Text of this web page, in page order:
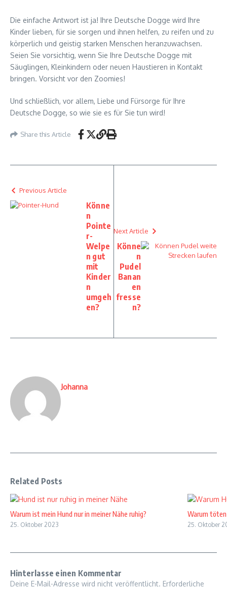
Die einfache Antwort ist ja! Ihre Deutsche Dogge wird Ihre
Kinder lieben, für sie sorgen und ihnen helfen, zu reifen und zu
körperlich und geistig starken Menschen heranzuwachsen.
Seien Sie vorsichtig, wenn Sie Ihre Deutsche Dogge mit
Säuglingen, Kleinkindern oder neuen Haustieren in Kontakt
bringen. Vorsicht vor den Zoomies!
Und schließlich, vor allem, Liebe und Fürsorge für Ihre
Deutsche Dogge, so wie sie es für Sie tun wird!
Share this Article
Previous Article
Könne
n
Pointe
r-
Welpe
n gut
mit
Kinder
n
umgeh
en?
Next Article
Könne
n
Pudel
Banan
en
fresse
n?
Johanna
Related Posts
Warum ist mein Hund nur in meiner Nähe ruhig?
25. Oktober 2023
Warum töten
25. Oktober
Hinterlasse einen Kommentar
Deine E-Mail-Adresse wird nicht veröffentlicht. Erforderliche